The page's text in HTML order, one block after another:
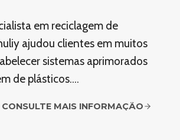
em reciclagem de
ajudou clientes em muitos
sistemas aprimorados
de plásticos….
CONSULTE MAIS INFORMAÇÃO